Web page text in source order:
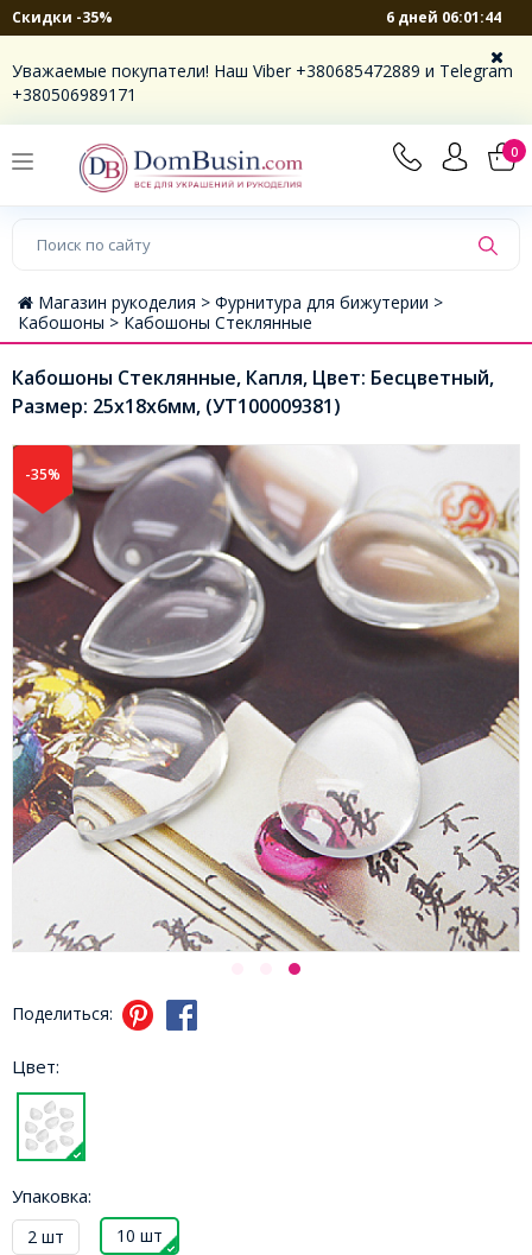
Скидки -35% 6 дней 06:01:44
Уважаемые покупатели! Наш Viber +380685472889 и Telegram
+380506989171
0
Магазин рукоделия > Фурнитура для бижутерии >
Кабошоны > Кабошоны Стеклянные
Кабошоны Стеклянные, Капля, Цвет: Бесцветный,
Размер: 25x18х6мм, (УТ100009381)
-35%
Поделиться:
Цвет:
Упаковка:
2 шт 10 шт